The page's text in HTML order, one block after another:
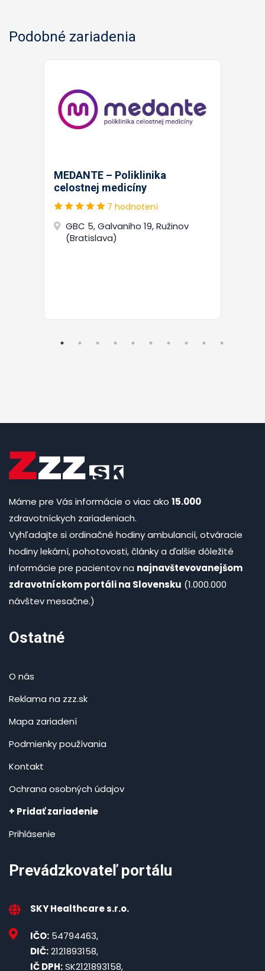
Podobné zariadenia
MEDANTE – Poliklinika
celostnej medicíny
7 hodnotení
GBC 5, Galvaniho 19, Ružinov
(Bratislava)
Máme pre Vás informácie o viac ako 15.000
zdravotníckych zariadeniach.
Vyhľadajte si ordinačné hodiny ambulancií, otváracie
hodiny lekární, pohotovosti, články a ďalšie dôležité
informácie pre pacientov na najnavštevovanejšom
zdravotníckom portáli na Slovensku (1.000.000
návštev mesačne.)
Ostatné
O nás
Reklama na zzz.sk
Mapa zariadení
Podmienky používania
Kontakt
Ochrana osobných údajov
+ Pridať zariadenie
Prihlásenie
Prevádzkovateľ portálu
SKY Healthcare s.r.o.
IČO: 54794463,
DIČ:2121893158,
IČ DPH:SK2121893158,